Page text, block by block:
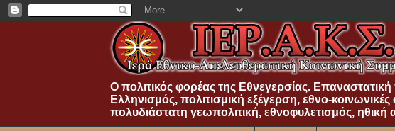
Ο πολιτικός φορέας της Εθνεγερσίας.
Ελληνισμός, πολιτισμική εξέγερση, εθνο-
πολυδιάστατη γεωπολιτική, εθνοφυλετισμός,